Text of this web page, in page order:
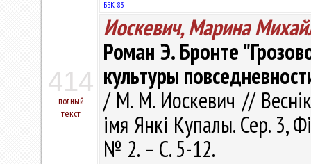
414
полный
текст
ББК 83.
Иоскевич, Марина
Роман Э. Бронте
культуры
/ М. М. Иоскевич // Веснік
імя Янкі Купалы. Сер. 3,
№ 2. – С. 5-12.